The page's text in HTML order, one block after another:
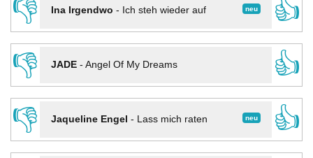
👎
neu
Ina Irgendwo - Ich steh wieder auf
👍
👎
JADE- Angel Of My Dreams
👍
👎
neu
Jaqueline Engel - Lass mich raten
👍